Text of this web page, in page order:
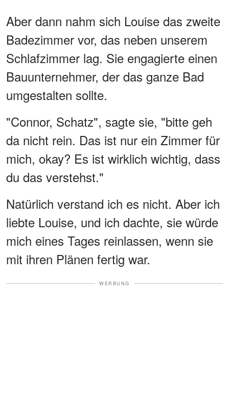
Aber dann nahm sich Louise das zweite
Badezimmer vor, das neben unserem
Schlafzimmer lag. Sie engagierte einen
Bauunternehmer, der das ganze Bad
umgestalten sollte.
"Connor, Schatz", sagte sie, "bitte geh
da nicht rein. Das ist nur ein Zimmer für
mich, okay? Es ist wirklich wichtig, dass
du das verstehst."
Natürlich verstand ich es nicht. Aber ich
liebte Louise, und ich dachte, sie würde
mich eines Tages reinlassen, wenn sie
mit ihren Plänen fertig war.
WERBUNG